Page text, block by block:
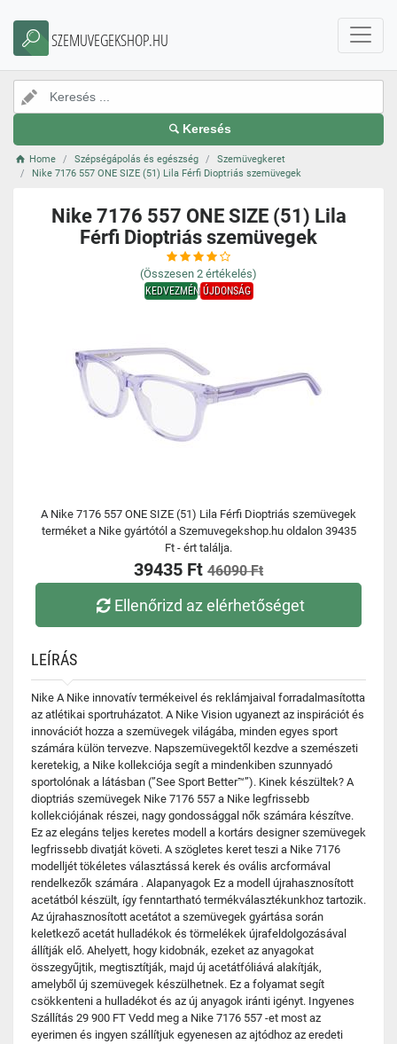
SZEMUVEGEKSHOP.HU
Keresés
Home Szépségápolás és egészség
Szemüvegkeret
Nike 7176 557 ONE SIZE (51) Lila Férfi Dioptriás szemüvegek
Nike 7176 557 ONE SIZE (51) Lila
Férfi Dioptriás szemüvegek
(Összesen 2 értékelés)
KEDVEZMÉNYÚJDONSÁG
A Nike 7176 557 ONE SIZE (51) Lila Férfi Dioptriás szemüvegek
terméket a Nike gyártótól a Szemuvegekshop.hu oldalon 39435
Ft - ért találja.
39435 Ft 46090 Ft
Ellenőrizd az elérhetőséget
LEÍRÁS
Nike A Nike innovatív termékeivel és reklámjaival forradalmasította
az atlétikai sportruházatot. A Nike Vision ugyanezt az inspirációt és
innovációt hozza a szemüvegek világába, minden egyes sport
számára külön tervezve. Napszemüvegektől kezdve a szemészeti
keretekig, a Nike kollekciója segít a mindenkiben szunnyadó
sportolónak a látásban (”See Sport Better™”). Kinek készültek? A
dioptriás szemüvegek Nike 7176 557 a Nike legfrissebb
kollekciójának részei, nagy gondossággal nők számára készítve.
Ez az elegáns teljes keretes modell a kortárs designer szemüvegek
legfrissebb divatját követi. A szögletes keret teszi a Nike 7176
modelljét tökéletes választássá kerek és ovális arcformával
rendelkezők számára . Alapanyagok Ez a modell újrahasznosított
acetátból készült, így fenntartható termékválasztékunkhoz tartozik.
Az újrahasznosított acetátot a szemüvegek gyártása során
keletkező acetát hulladékok és törmelékek újrafeldolgozásával
állítják elő. Ahelyett, hogy kidobnák, ezeket az anyagokat
összegyűjtik, megtisztítják, majd új acetátfóliává alakítják,
amelyből új szemüvegek készülhetnek. Ez a folyamat segít
csökkenteni a hulladékot és az új anyagok iránti igényt. Ingyenes
Szállítás 29 900 FT Vedd meg a Nike 7176 557 -et most az
eyerimen és ingyen szállítjuk egyenesen az ajtódhoz az eredeti